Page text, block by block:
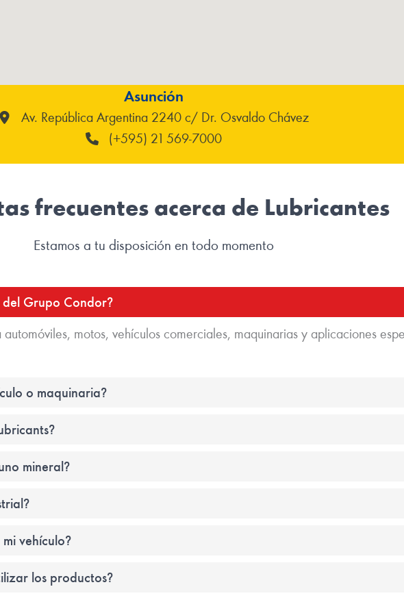
Asunción
Av. República Argentina 2240 c/ Dr. Osvaldo Chávez
(+595) 21 569-7000
frecuentes acerca de Lubricantes
Estamos a tu disposición en todo momento
del Grupo Condor?
motos, vehículos comerciales, maquinarias y aplicaciones
o maquinaria?
mineral?
vehículo?
los productos?